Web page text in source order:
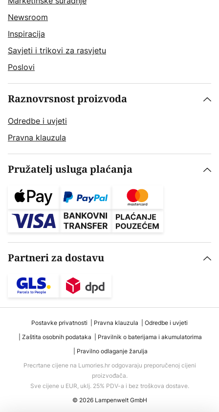
Newsroom
Inspiracija
Savjeti i trikovi za rasvjetu
Poslovi
Raznovrsnost proizvoda
Odredbe i uvjeti
Pravna klauzula
Pružatelj usluga plaćanja
Partneri za dostavu
Postavke privatnosti Pravna klauzula
Odredbe i uvjeti
Zaštita osobnih podataka
Pravilnik o baterijama i akumulatorima
Pravilno odlaganje žarulja
Precrtane cijene na Lumories.hr odgovaraju preporučenoj cijeni
proizvođača.
Sve cijene u EUR, uklj. 25% PDV-a i bez troškova dostave.
© 2026 Lampenwelt GmbH